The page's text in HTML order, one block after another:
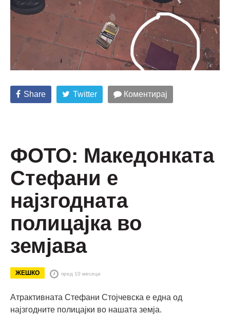
Share Twitter Коментирај
ФОТО: Македонката
Стефани е
најзгодната
полицајка во
земјава
ЖЕШКО пред 10 месеци
Атрактивната Стефани Стојчевска е една од
најзгодните полицајки во нашата земја.